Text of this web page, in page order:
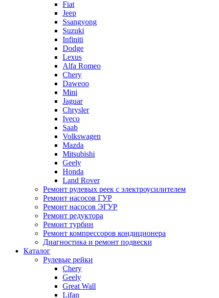
Fiat
Jeep
Ssangyong
Suzuki
Infiniti
Dodge
Lexus
Alfa Romeo
Chery
Daweoo
Mini
Jaguar
Chrysler
Iveco
Saab
Volkswagen
Mazda
Mitsubishi
Geely
Honda
Land Rover
Ремонт рулевых реек с электроусилителем
Ремонт насосов ГУР
Ремонт насосов ЭГУР
Ремонт редуктора
Ремонт турбин
Ремонт компрессоров кондиционера
Диагностика и ремонт подвески
Каталог
Рулевые рейки
Chery
Geely
Great Wall
Lifan